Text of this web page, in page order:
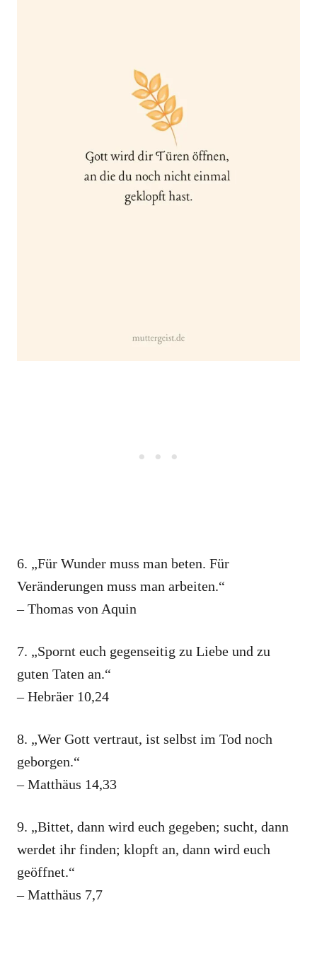
6. „Für Wunder muss man beten. Für
Veränderungen muss man arbeiten.“
– Thomas von Aquin
7. „Spornt euch gegenseitig zu Liebe und zu
guten Taten an.“
– Hebräer 10,24
8. „Wer Gott vertraut, ist selbst im Tod noch
geborgen.“
– Matthäus 14,33
9. „Bittet, dann wird euch gegeben; sucht, dann
werdet ihr finden; klopft an, dann wird euch
geöffnet.“
– Matthäus 7,7